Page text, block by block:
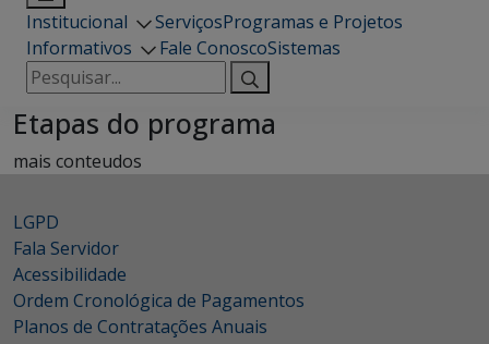
Institucional ServiçosProgramas e Projetos
Informativos
Fale ConoscoSistemas
Pesquisar
por:
Etapas do programa
mais conteudos
LGPD
Fala Servidor
Acessibilidade
Ordem Cronológica de Pagamentos
Planos de Contratações Anuais